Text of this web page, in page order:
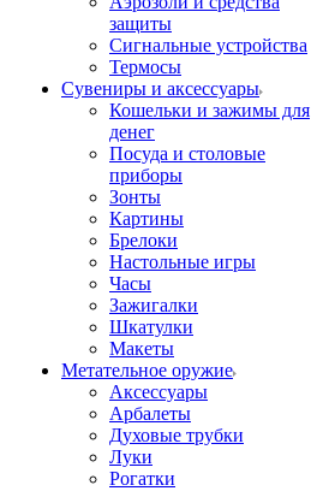
защиты
Сигнальные устройства
Термосы
Сувениры и аксессуары
Кошельки и зажимы для
денег
Посуда и столовые
приборы
Зонты
Картины
Брелоки
Настольные игры
Часы
Зажигалки
Шкатулки
Макеты
Метательное оружие
Аксессуары
Арбалеты
Духовые трубки
Луки
Рогатки